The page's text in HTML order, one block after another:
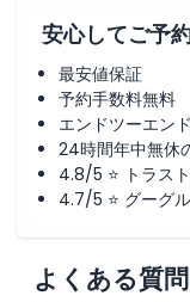
安心してご予
最安値保証
予約手数料無料
エンドツーエン
24時間年中無休
4.8/5 ⭐ トラス
4.7/5 ⭐ グーグ
よくある質問